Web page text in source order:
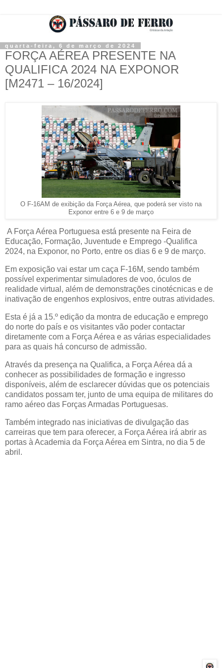
quarta-feira, 6 de março de 2024
FORÇA AÉREA PRESENTE NA
QUALIFICA 2024 NA EXPONOR
[M2471 – 16/2024]
O F-16AM de exibição da Força Aérea, que poderá ser visto na
Exponor entre 6 e 9 de março
A Força Aérea Portuguesa está presente na Feira de
Educação, Formação, Juventude e Emprego -Qualifica
2024, na Exponor, no Porto, entre os dias 6 e 9 de março.
Em exposição vai estar um caça F-16M, sendo também
possível experimentar simuladores de voo, óculos de
realidade virtual, além de demonstrações cinotécnicas e de
inativação de engenhos explosivos, entre outras atividades.
Esta é já a 15.º edição da montra de educação e emprego
do norte do país e os visitantes vão poder contactar
diretamente com a Força Aérea e as várias especialidades
para as quais há concurso de admissão.
Através da presença na Qualifica, a Força Aérea dá a
conhecer as possibilidades de formação e ingresso
disponíveis, além de esclarecer dúvidas que os potenciais
candidatos possam ter, junto de uma equipa de militares do
ramo aéreo das Forças Armadas Portuguesas.
Também integrado nas iniciativas de divulgação das
carreiras que tem para oferecer, a Força Aérea irá abrir as
portas à Academia da Força Aérea em Sintra, no dia 5 de
abril.